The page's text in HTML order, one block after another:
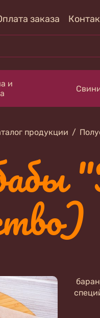
заказа
и
продукции